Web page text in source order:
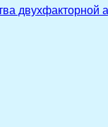
двухфакторной